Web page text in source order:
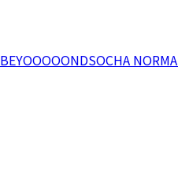
BEYOOOOONDSOCHA NORMA